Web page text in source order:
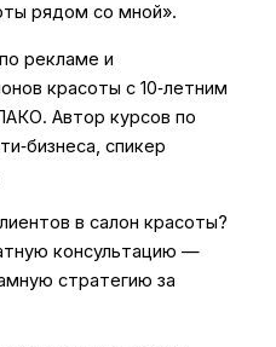
рядом со мной».
рекламе и
красоты с 10‑летним
Автор курсов по
спикер
в салон красоты?
консультацию —
стратегию за